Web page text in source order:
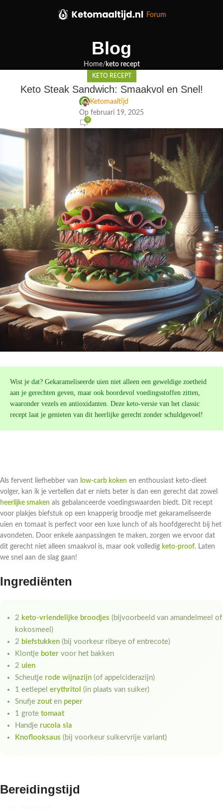
Forum
Blog
Home keto recept
KETO RECEPT
Keto Steak Sandwich: Smaakvol en Snel!
Ketomaaltijd
Op februari 19, 2025
0
Wist je dat? Gekarameliseerde uien niet alleen een geweldige zoetheid
aan je gerechten geven, maar ook boordevol voedingsstoffen zitten,
waaronder vezels en antioxidanten. Deze keto-versie van het classic
recept laat je genieten van dit heerlijke gerecht zonder schuldgevoel!
Als fervent liefhebber van low-carb koken en enthousiast keto-dieet
volger, kan ik je vertellen dat er niets beter is dan een gerecht dat zowel
heerlijke smaken als gebalanceerde voedingswaarden biedt. Dit recept
voor plakjes biefstuk op een knapperig broodje met gekarameliseerde
uien en tomaat is perfect voor een luxe lunch of als hoofdgerecht bij het
avondeten. Door enkele aanpassingen te maken, zorgen we ervoor dat
dit gerecht niet alleen smaakvol is, maar ook volledig keto-proof. Laten
we snel aan de slag gaan!
Ingrediënten
2 keto-vriendelijke broodjes (bijvoorbeeld van amandelmeel of
kokosmeel)
2 biefstukken (bij voorkeur ribeye of entrecote)
Klontje boter voor het bakken
2 uien
Scheutje rode wijnazijn (of appelciderazijn)
1 eetlepel erythritol (in plaats van suiker)
Snufje zouten peper
1 grote tomaat
Handje rucola sla
Knoflooksaus (bij voorkeur suikervrije variant)
Bereidingstijd